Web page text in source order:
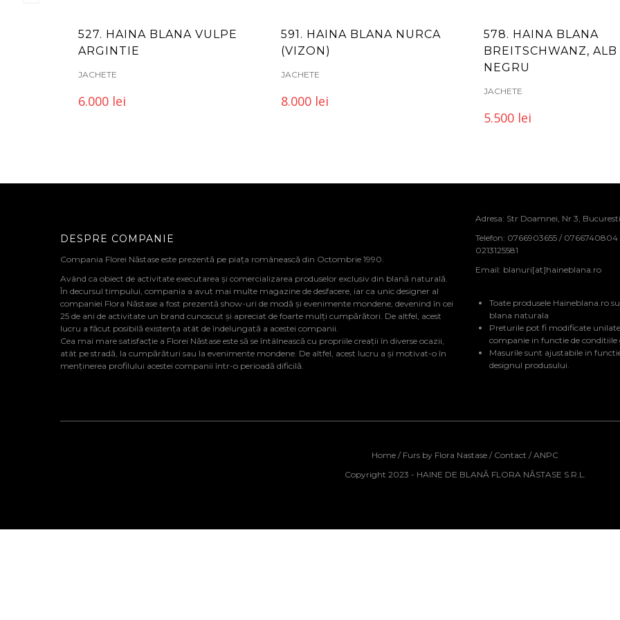
527. HAINA BLANA VULPE
ARGINTIE
JACHETE
6.000 lei
591. HAINA BLANA NURCA
(VIZON)
JACHETE
8.000 lei
578. HAINA BLANA
BREITSCHWANZ, ALB
NEGRU
JACHETE
5.500 lei
DESPRE COMPANIE
Compania Florei Năstase este prezentă pe piața românească din Octombrie 1990.
Având ca obiect de activitate executarea și comercializarea produselor exclusiv din blană naturală.
În decursul timpului, compania a avut mai multe magazine de desfacere, iar ca unic designer al
companiei Flora Năstase a fost prezentă show-uri de modă și evenimente mondene, devenind în cei
25 de ani de activitate un brand cunoscut și apreciat de foarte mulți cumpărători. De altfel, acest
lucru a făcut posibilă existența atât de îndelungată a acestei companii.
Cea mai mare satisfacție a Florei Năstase este să se întâlnească cu propriile creații în diverse ocazii,
atât pe stradă, la cumpărături sau la evenimente mondene. De altfel, acest lucru a și motivat-o în
menținerea profilului acestei companii într-o perioadă dificilă.
Adresa: Str Doamnei, Nr 3, Bucuresti
Telefon: 0766903655 / 0766740804
0213125581
Email: blanuri[at]haineblana.ro
Toate produsele Haineblana.ro
blana naturala
Preturile pot fi modificate
companie in functie de conditiile
Masurile sunt ajustabile in
designul produsului.
Home / Furs by Flora Nastase / Contact / ANPC
Copyright 2023 - HAINE DE BLANĂ FLORA NĂSTASE S.R.L.